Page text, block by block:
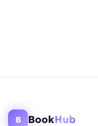
B BookHub